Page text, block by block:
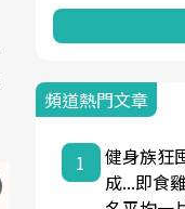
頻道熱門文章
1
健身族狂
成...即食